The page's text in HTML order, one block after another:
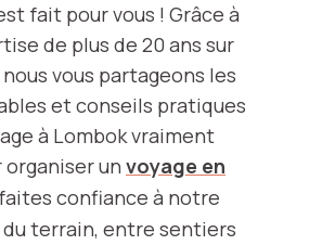
fait pour vous ! Grâce à
de plus de 20 ans sur
nous vous partageons les
et conseils pratiques
à Lombok vraiment
organiser un voyage en
confiance à notre
terrain, entre sentiers